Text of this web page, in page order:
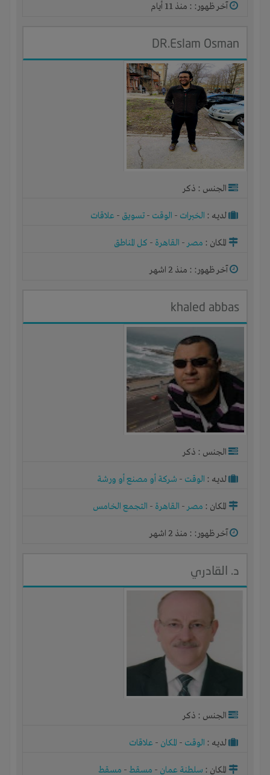
آخر ظهور: : منذ 11 أيام
DR.Eslam Osman
الجنس : ذكر
لديـه : الخبرات - الوقت - تسويق - علاقات
المكان : مصر- القاهرة - كل المناطق
آخر ظهور: : منذ 2 اشهر
khaled abbas
الجنس : ذكر
لديـه : الوقت - شركة أو مصنع أو ورشة
المكان : مصر- القاهرة - التجمع الخامس
آخر ظهور: : منذ 2 اشهر
د. القادري
الجنس : ذكر
لديـه : الوقت - المكان - علاقات
المكان : سلطنة عمان - مسقط- مسقط